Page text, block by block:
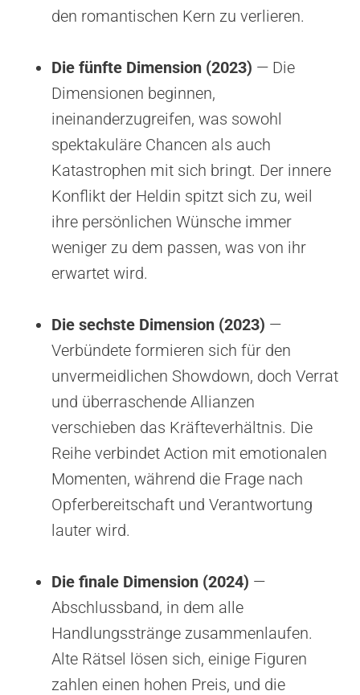
den romantischen Kern zu verlieren.
Die fünfte Dimension (2023) — Die
Dimensionen beginnen,
ineinanderzugreifen, was sowohl
spektakuläre Chancen als auch
Katastrophen mit sich bringt. Der innere
Konflikt der Heldin spitzt sich zu, weil
ihre persönlichen Wünsche immer
weniger zu dem passen, was von ihr
erwartet wird.
Die sechste Dimension (2023) —
Verbündete formieren sich für den
unvermeidlichen Showdown, doch Verrat
und überraschende Allianzen
verschieben das Kräfteverhältnis. Die
Reihe verbindet Action mit emotionalen
Momenten, während die Frage nach
Opferbereitschaft und Verantwortung
lauter wird.
Die finale Dimension (2024) —
Abschlussband, in dem alle
Handlungsstränge zusammenlaufen.
Alte Rätsel lösen sich, einige Figuren
zahlen einen hohen Preis, und die